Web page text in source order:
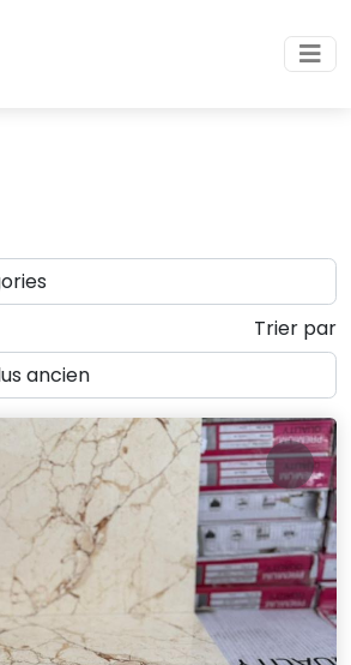
Trier par